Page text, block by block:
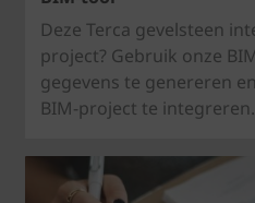
Deze Terca gevelsteen
project? Gebruik onze
gegevens te genereren
BIM-project te integreren.